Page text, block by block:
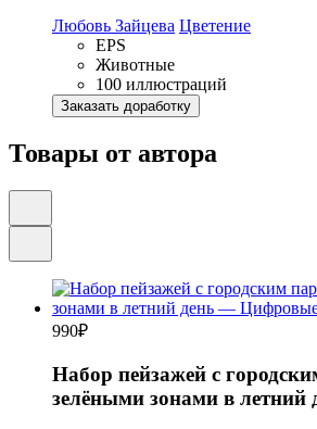
Любовь Зайцева Цветение
EPS
Животные
100 иллюстраций
Заказать доработку
Товары от автора
990₽
Набор пейзажей с
зелёными зонами в летний